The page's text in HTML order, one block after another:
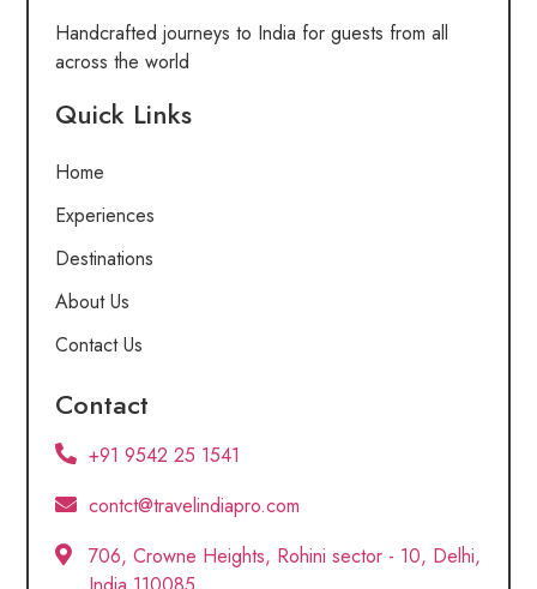
Handcrafted journeys to India for guests from all
across the world
Quick Links
Home
Experiences
Destinations
About Us
Contact Us
Contact
+91 9542 25 1541
contct@travelindiapro.com
706, Crowne Heights, Rohini sector - 10, Delhi,